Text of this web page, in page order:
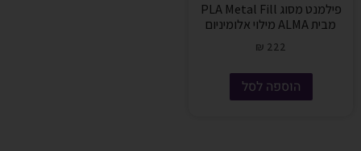
פילמנט מסוג PLA Metal Fill
מבית ALMA מילוי אלומיניום
₪ 222
הוספה לסל